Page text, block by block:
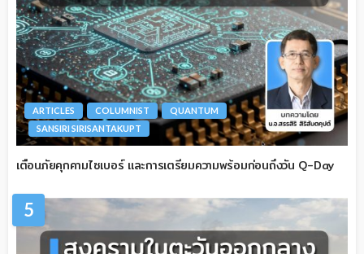
ARTICLES COLUMNIST
QUANTUM
SANSIRI SIRISANTAKUPT
เตือนภัยคุกคามไซเบอร์ และการเตรียมความพร้อมก่อนถึงวัน Q-Day
5